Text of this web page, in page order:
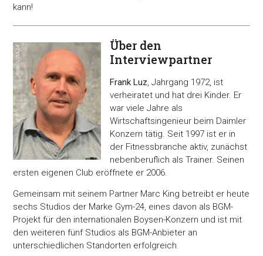
Auswahl erlauben
Alle ablehnen
kann!
Über den
Interviewpartner
Frank Luz, Jahrgang 1972, ist
verheiratet und hat drei Kinder. Er
war viele Jahre als
Wirtschaftsingenieur beim Daimler
Konzern tätig. Seit 1997 ist er in
der Fitnessbranche aktiv, zunächst
nebenberuflich als Trainer. Seinen
ersten eigenen Club eröffnete er 2006.
Gemeinsam mit seinem Partner Marc King betreibt er heute
sechs Studios der Marke Gym-24, eines davon als BGM-
Projekt für den internationalen Boysen-Konzern und ist mit
den weiteren fünf Studios als BGM-Anbieter an
unterschiedlichen Standorten erfolgreich.